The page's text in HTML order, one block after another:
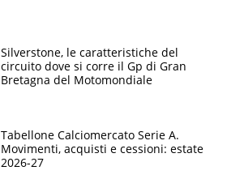
Silverstone, le caratteristiche del
circuito dove si corre il Gp di Gran
Bretagna del Motomondiale
Tabellone Calciomercato Serie A.
Movimenti, acquisti e cessioni: estate
2026-27